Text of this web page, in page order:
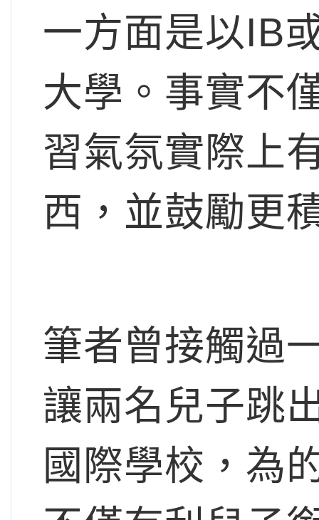
一方面是以IB
大學。事實不
習氣氛實際上
西，並鼓勵更
筆者曾接觸過
讓兩名兒子跳
國際學校，為